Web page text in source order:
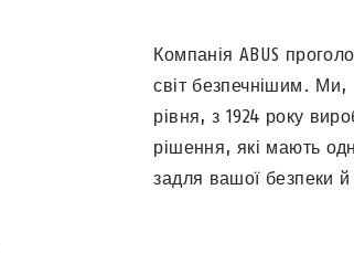
Компанія ABUS
світ безпечнішим. Ми,
рівня, з 1924 року
рішення, які мають
задля вашої безпеки